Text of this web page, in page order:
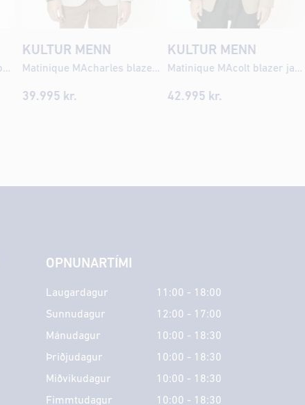
Tiger of Sweden Asenby belti
KULTUR MENN
Matinique MAcharles blazer jakki
39.995 kr.
KULTUR MENN
Matinique MAcolt blazer jakki
42.995 kr.
OPNUNARTÍMI
Laugardagur
11:00 - 18:00
Sunnudagur
12:00 - 17:00
Mánudagur
10:00 - 18:30
Þriðjudagur
10:00 - 18:30
Miðvikudagur
10:00 - 18:30
Fimmtudagur
10:00 - 18:30